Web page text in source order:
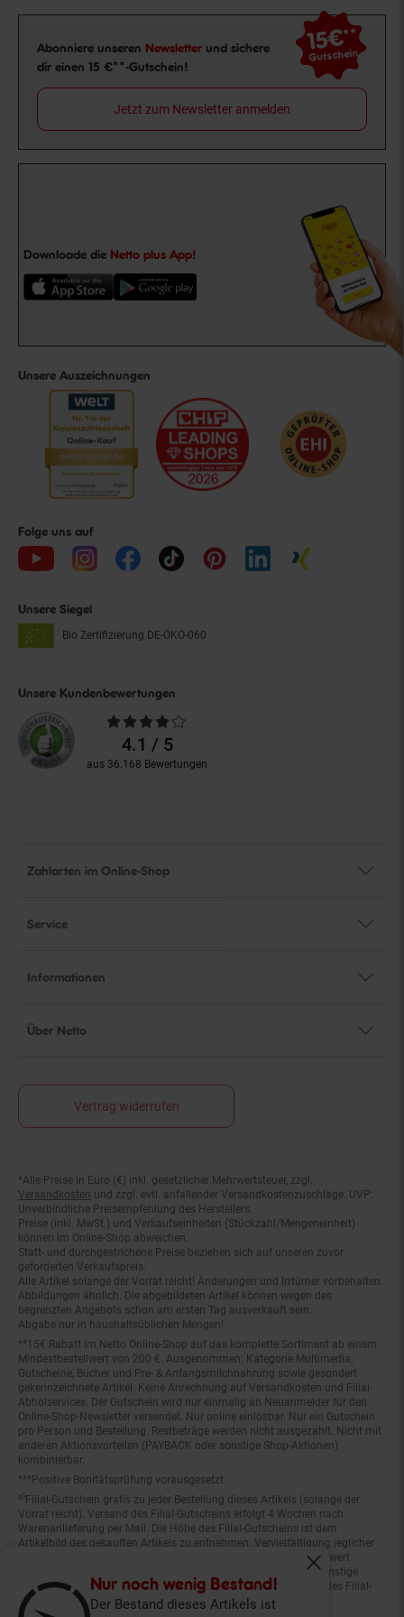
Nur noch wenig Bestand!
Der Bestand dieses Artikels ist
Fenster
Newsletter Anmeldung
Abonniere unseren Newsletter und sichere
dir einen 15 €**-Gutschein!
15€**
Gutschein
Jetzt zum Newsletter anmelden
Downloade die Netto plus App!
Unsere Auszeichnungen
Folge uns auf
Unsere Siegel
Bio Zertifizierung DE-ÖKO-060
Unsere Kundenbewertungen
Durchschnittliche
Bewertungen4.1 / 5
aus 36.168 Bewertungen
Zahlarten im Online-Shop
Service
Informationen
Über Netto
Vertrag widerrufen
Fußnoten
Versandkostenund zzgl. evtl. anfallender Versandkostenzuschläge. UVP:
Unverbindliche Preisempfehlung des Herstellers.
Preise (inkl. MwSt.) und Verkaufseinheiten (Stückzahl/Mengeneinheit)
können im Online-Shop abweichen.
Statt- und durchgestrichene Preise beziehen sich auf unseren zuvor
geforderten Verkaufspreis.
Alle Artikel solange der Vorrat reicht! Änderungen und Irrtümer vorbehalten.
Abbildungen ähnlich. Die abgebildeten Artikel können wegen des
begrenzten Angebots schon am ersten Tag ausverkauft sein.
Abgabe nur in haushaltsüblichen Mengen!
Mindestbestellwert von 200 €. Ausgenommen: Kategorie Multimedia,
Gutscheine, Bücher und Pre- & Anfangsmilchnahrung sowie gesondert
gekennzeichnete Artikel. Keine Anrechnung auf Versandkosten und Filial-
Abholservices. Der Gutschein wird nur einmalig an Neuanmelder für den
Online-Shop-Newsletter versendet. Nur online einlösbar. Nur ein Gutschein
pro Person und Bestellung. Restbeträge werden nicht ausgezahlt. Nicht mit
anderen Aktionsvorteilen (PAYBACK oder sonstige Shop-Aktionen)
kombinierbar.
²⁰Filial-Gutschein gratis zu jeder Bestellung dieses Artikels (solange der
Vorrat reicht). Versand des Filial-Gutscheins erfolgt 4 Wochen nach
Warenanlieferung per Mail. Die Höhe des Filial-Gutscheins ist dem
Artikelbild des gekauften Artikels zu entnehmen. Vervielfältigung jeglicher
Art nicht gestattet. Der Filial-Gutschein ist ohne Mindesteinkaufswert
einlösbar. Nicht mit anderen Aktionsvorteilen (PAYBACK oder sonstige
Shop-Aktionen) kombinierbar. Der jeweilige Gültigkeitszeitraum des Filial-
Gutscheins ist darauf vermerkt.